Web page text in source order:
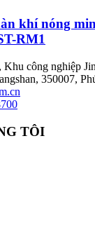
khí nóng
RM1
công nghiệp
350007,
TÔI